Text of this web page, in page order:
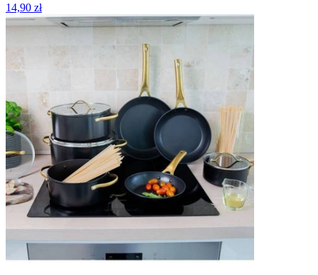
14,90 zł